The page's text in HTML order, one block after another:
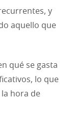
y
aquello que
qué se gasta
lo que
hora de